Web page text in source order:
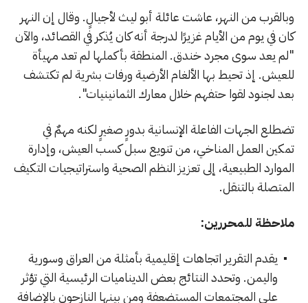
وبالقرب من النهر، عاشت عائلة أبو ليث لأجيالٍ. وقال إن النهر
كان في يوم من الأيام غزيرًا لدرجة أنه كان يُذكر في القصائد، والآن
"لم يعد سوى مجرد خندق. المنطقة بأكملها لم تعد مهيأة
للعيش. إذ تحيط بها الألغام الأرضية ورفات بشرية لم تكتشف
بعد لجنود لقوا حتفهم خلال معارك الثمانينيات".
تضطلع الجهات الفاعلة الإنسانية بدورٍ صغيرٍ لكنه مهمٌ في
تمكين العمل المناخي، من تنويع سبل كسب العيش، وإدارة
الموارد الطبيعية، إلى تعزيز النظم الصحية واستراتيجيات التكيف
المتصلة بالتنقل.
ملاحظة للمحررين:
يقدم التقرير اتجاهات إقليمية بأمثلة من العراق وسورية
واليمن. وتحدد النتائج بعض الديناميات الرئيسية التي تؤثر
على المجتمعات المستضعفة ومن بينها النازحون بالإضافة